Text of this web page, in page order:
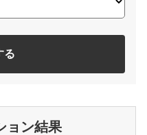
る
ョン結果